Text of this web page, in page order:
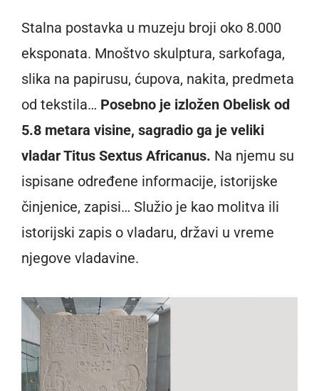
Stalna postavka u muzeju broji oko 8.000
eksponata. Mnoštvo skulptura, sarkofaga,
slika na papirusu, ćupova, nakita, predmeta
od tekstila… Posebno je izložen Obelisk od
5.8 metara visine, sagradio ga je veliki
vladar Titus Sextus Africanus. Na njemu su
ispisane određene informacije, istorijske
činjenice, zapisi… Služio je kao molitva ili
istorijski zapis o vladaru, državi u vreme
njegove vladavine.